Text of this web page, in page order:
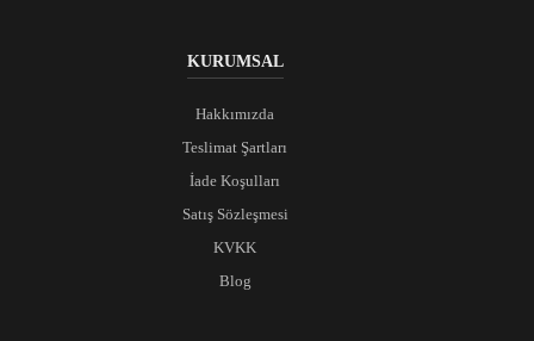
KURUMSAL
Hakkımızda
Teslimat Şartları
İade Koşulları
Satış Sözleşmesi
KVKK
Blog